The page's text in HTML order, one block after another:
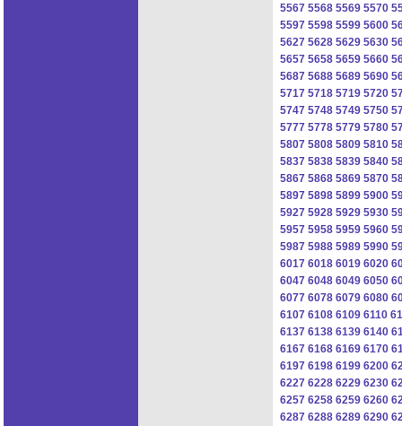
5567 5568 5569 5570
5597 5598 5599 5600
5627 5628 5629 5630
5657 5658 5659 5660
5687 5688 5689 5690
5717 5718 5719 5720
5747 5748 5749 5750
5777 5778 5779 5780
5807 5808 5809 5810
5837 5838 5839 5840
5867 5868 5869 5870
5897 5898 5899 5900
5927 5928 5929 5930
5957 5958 5959 5960
5987 5988 5989 5990
6017 6018 6019 6020
6047 6048 6049 6050
6077 6078 6079 6080
6107 6108 6109 6110
6137 6138 6139 6140
6167 6168 6169 6170
6197 6198 6199 6200
6227 6228 6229 6230
6257 6258 6259 6260
6287 6288 6289 6290